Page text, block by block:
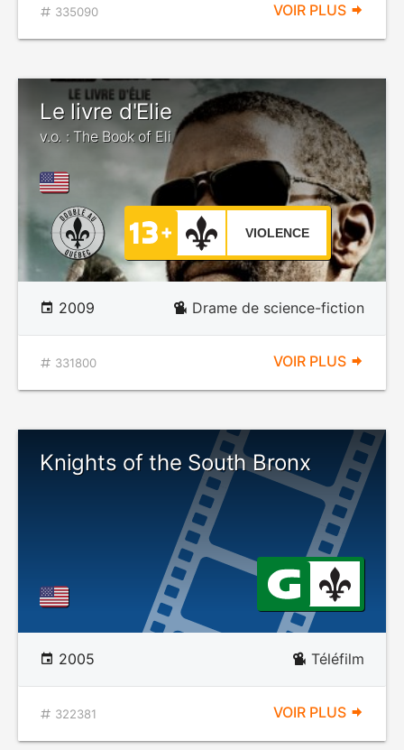
335090 VOIR PLUS
Le livre d'Elie
v.o. : The Book of Eli
VIOLENCE
2009 Drame de science-fiction
331800 VOIR PLUS
Knights of the South Bronx
2005 Téléfilm
322381 VOIR PLUS